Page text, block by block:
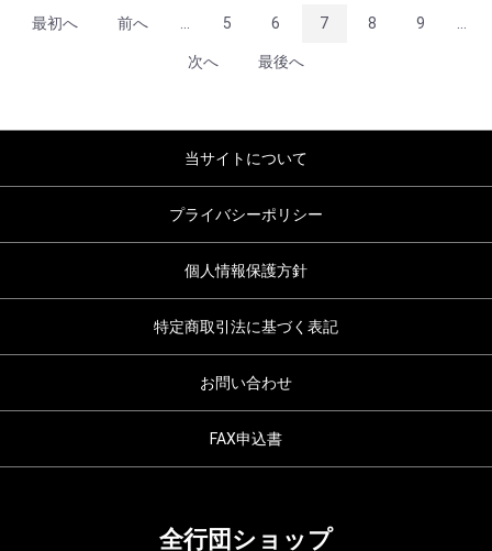
最初へ 前へ 5 6 7 8 9
次へ 最後へ
当サイトについて
プライバシーポリシー
個人情報保護方針
特定商取引法に基づく表記
お問い合わせ
FAX申込書
全行団ショップ